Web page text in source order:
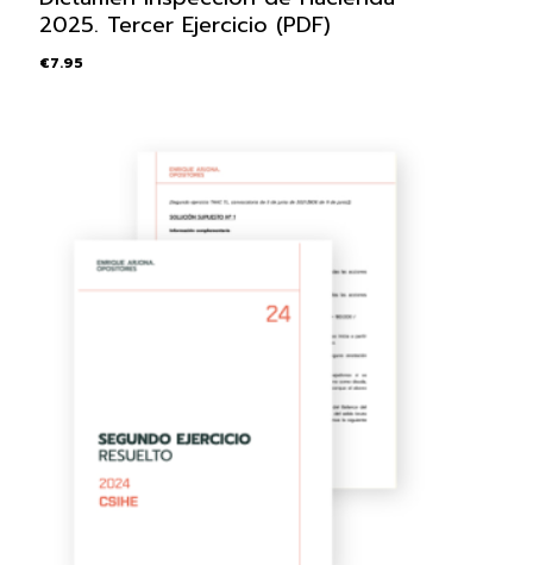
2025. Tercer Ejercicio (PDF)
€7.95